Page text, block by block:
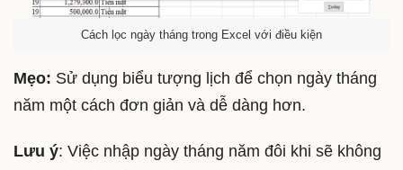
Cách lọc ngày tháng trong Excel với điều kiện
Mẹo: Sử dụng biểu tượng lịch để chọn ngày tháng
năm một cách đơn giản và dễ dàng hơn.
Lưu ý: Việc nhập ngày tháng năm đôi khi sẽ không